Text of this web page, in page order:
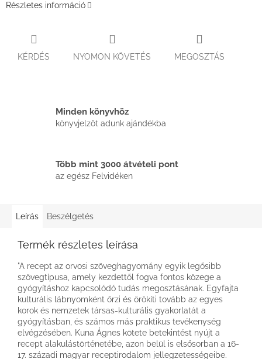
Részletes információ
KÉRDÉS NYOMON KÖVETÉS MEGOSZTÁS
Minden könyvhöz
könyvjelzőt adunk ajándékba
Több mint 3000 átvételi pont
az egész Felvidéken
Leírás Beszélgetés
Termék részletes leírása
"A recept az orvosi szöveghagyomány egyik legősibb
szövegtípusa, amely kezdettől fogva fontos közege a
gyógyításhoz kapcsolódó tudás megosztásának. Egyfajta
kulturális lábnyomként őrzi és örökíti tovább az egyes
korok és nemzetek társas-kulturális gyakorlatát a
gyógyításban, és számos más praktikus tevékenység
elvégzésében. Kuna Ágnes kötete betekintést nyújt a
recept alakulástörténetébe, azon belül is elsősorban a 16-
17. századi magyar receptirodalom jellegzetességeibe.